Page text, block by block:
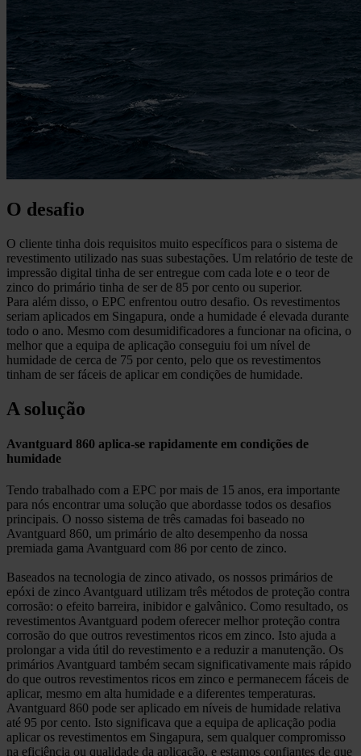
O desafio
O cliente tinha dois requisitos muito específicos para o sistema de
revestimento utilizado nas suas subestações. Um relatório de teste de
impressão digital tinha de ser entregue com cada lote e o teor de
zinco do primário tinha de ser de 85 por cento ou superior.
Para além disso, o EPC enfrentou outro desafio. Os revestimentos
seriam aplicados em Singapura, onde a humidade é elevada durante
todo o ano. Mesmo com desumidificadores a funcionar na oficina, o
melhor que a equipa de aplicação conseguiu foi um nível de
humidade de cerca de 75 por cento, pelo que os revestimentos
tinham de ser fáceis de aplicar em condições de humidade.
A solução
Avantguard 860 aplica-se rapidamente em condições de
humidade
Tendo trabalhado com a EPC por mais de 15 anos, era importante
para nós encontrar uma solução que abordasse todos os desafios
principais. O nosso sistema de três camadas foi baseado no
Avantguard 860, um primário de alto desempenho da nossa
premiada gama Avantguard com 86 por cento de zinco.
Baseados na tecnologia de zinco ativado, os nossos primários de
epóxi de zinco Avantguard utilizam três métodos de proteção contra
corrosão: o efeito barreira, inibidor e galvânico. Como resultado, os
revestimentos Avantguard podem oferecer melhor proteção contra
corrosão do que outros revestimentos ricos em zinco. Isto ajuda a
prolongar a vida útil do revestimento e a reduzir a manutenção. Os
primários Avantguard também secam significativamente mais rápido
do que outros revestimentos ricos em zinco e permanecem fáceis de
aplicar, mesmo em alta humidade e a diferentes temperaturas.
Avantguard 860 pode ser aplicado em níveis de humidade relativa
até 95 por cento. Isto significava que a equipa de aplicação podia
aplicar os revestimentos em Singapura, sem qualquer compromisso
na eficiência ou qualidade da aplicação, e estamos confiantes de que